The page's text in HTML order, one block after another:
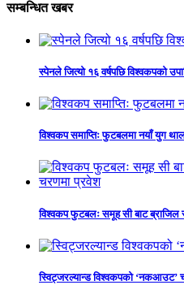
सम्बन्धित खबर
स्पेनले जित्यो १६ वर्षपछि विश्वकपको
विश्वकप समाप्तिः फुटबलमा नयाँ युग
विश्वकप फुटबलः समूह सी बाट
स्विट्जरल्यान्ड विश्वकपको ‘नकआउट’